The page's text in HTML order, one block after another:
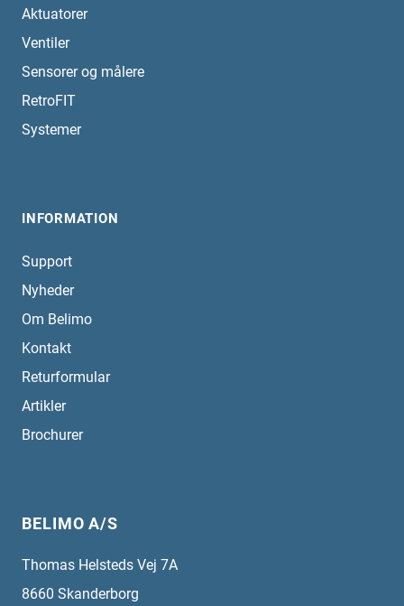
Aktuatorer
Ventiler
Sensorer og målere
RetroFIT
Systemer
INFORMATION
Support
Nyheder
Om Belimo
Kontakt
Returformular
Artikler
Brochurer
BELIMO A/S
Thomas Helsteds Vej 7A
8660 Skanderborg